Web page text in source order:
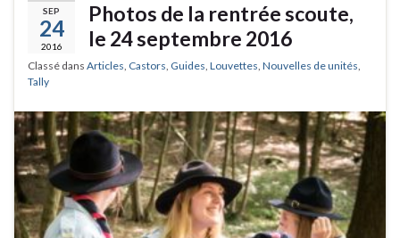
SEP
24
2016
Photos de la rentrée scoute,
le 24 septembre 2016
Classé dans Articles, Castors, Guides, Louvettes, Nouvelles de unités,
Tally